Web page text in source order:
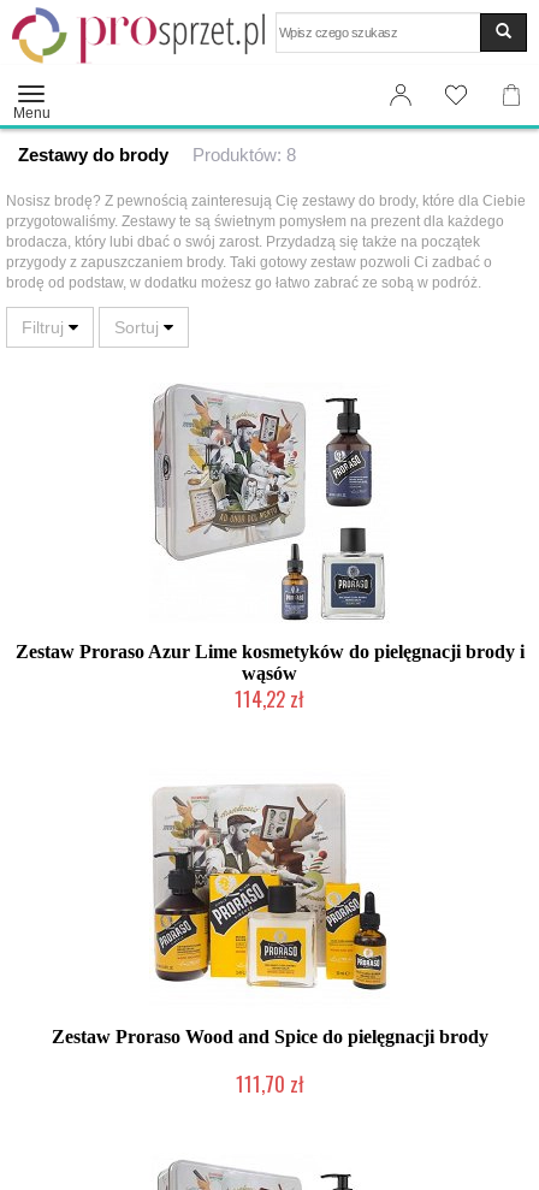
Menu
Zestawy do brody Produktów: 8
Nosisz brodę? Z pewnością zainteresują Cię zestawy do brody, które dla Ciebie
przygotowaliśmy. Zestawy te są świetnym pomysłem na prezent dla każdego
brodacza, który lubi dbać o swój zarost. Przydadzą się także na początek
przygody z zapuszczaniem brody. Taki gotowy zestaw pozwoli Ci zadbać o
brodę od podstaw, w dodatku możesz go łatwo zabrać ze sobą w podróż.
Zestaw Proraso Azur Lime kosmetyków do pielęgnacji brody i
wąsów
114,22 zł
Zestaw Proraso Wood and Spice do pielęgnacji brody
111,70 zł